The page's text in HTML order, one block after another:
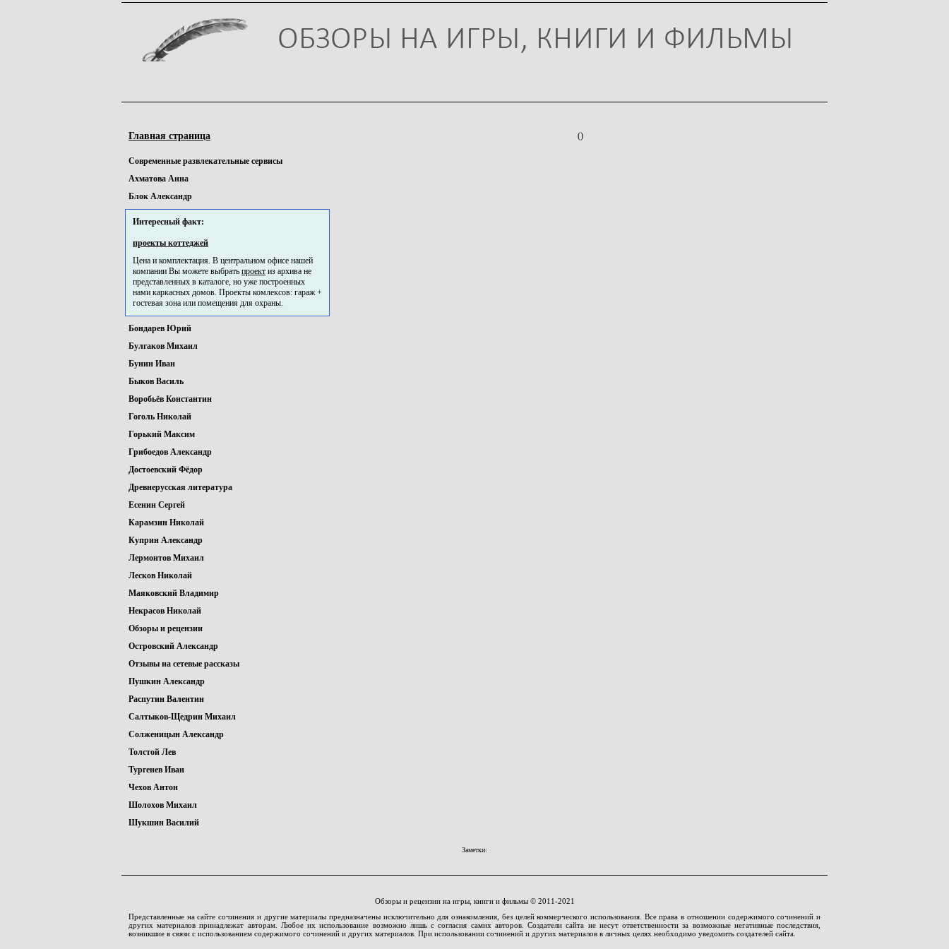
Главная страница
Cовременные pазвлекательные сервисы
Ахматова Анна
Блок Александр
Интересный факт:
проекты коттеджей
Цена и комплектация. В центральном офисе нашей
компании Вы можете выбрать проект из архива не
представленных в каталоге, но уже построенных
нами каркасных домов. Проекты комлексов: гараж +
гостевая зона или помещения для охраны.
Бондарев Юрий
Булгаков Михаил
Бунин Иван
Быков Василь
Воробьёв Константин
Гоголь Николай
Горький Максим
Грибоедов Александр
Достоевский Фёдор
Древнерусская литература
Есенин Сергей
Карамзин Николай
Куприн Александр
Лермонтов Михаил
Лесков Николай
Маяковский Владимир
Некрасов Николай
Обзоры и рецензии
Островский Александр
Отзывы на сетевые рассказы
Пушкин Александр
Распутин Валентин
Салтыков-Щедрин Михаил
Солженицын Александр
Толстой Лев
Тургенев Иван
Чехов Антон
Шолохов Михаил
Шукшин Василий
()
Заметки:
Обзоры и рецензии на игры, книги и фильмы © 2011-2021
Представленные на сайте сочинения и другие материалы предназначены исключительно для ознакомления, без целей коммерческого использования. Все права в отношении содержимого сочинений и
других материалов принадлежат авторам. Любое их использование возможно лишь с согласия самих авторов. Создатели сайта не несут ответственности за возможные негативные последствия,
возникшие в связи с использованием содержимого сочинений и других материалов. При использовании сочинений и других материалов в личных целях необходимо уведомить создателей сайта.